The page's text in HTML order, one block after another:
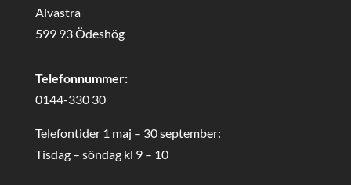
Alvastra
599 93 Ödeshög
Telefonnummer:
0144-330 30
Telefontider 1 maj – 30 september:
Tisdag – söndag kl 9 – 10